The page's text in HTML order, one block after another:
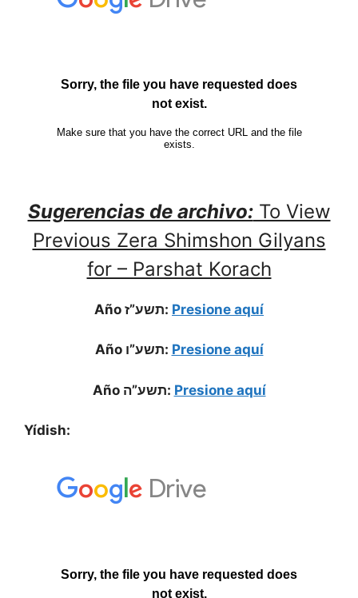
Sugerencias de archivo:To View
Previous Zera Shimshon Gilyans
for – Parshat Korach
Año תשע”ז: Presione aquí
Año תשע”ו: Presione aquí
Año תשע”ה: Presione aquí
Yídish: